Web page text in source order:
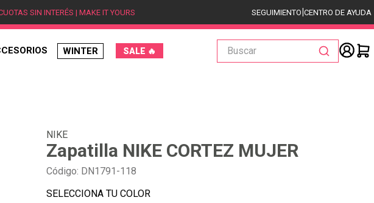
SIN INTERÉS | MAKE IT YOURS SEGUIMIENTO|CENTRO DE AYUDA
WINTER SALE 🔥
Buscar
NIKE
Zapatilla NIKE CORTEZ MUJER
Código: DN1791-118